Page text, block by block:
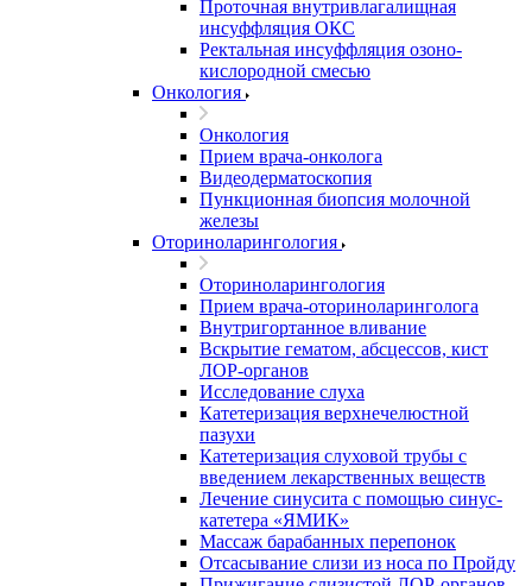
Проточная внутривлагалищная
инсуффляция ОКС
Ректальная инсуффляция озоно-
кислородной смесью
Онкология
Онкология
Прием врача-онколога
Видеодерматоскопия
Пункционная биопсия молочной
железы
Оториноларингология
Оториноларингология
Прием врача-оториноларинголога
Внутригортанное вливание
Вскрытие гематом, абсцессов, кист
ЛОР-органов
Исследование слуха
Катетеризация верхнечелюстной
пазухи
Катетеризация слуховой трубы с
введением лекарственных веществ
Лечение синусита с помощью синус-
катетера «ЯМИК»
Массаж барабанных перепонок
Отсасывание слизи из носа по Пройду